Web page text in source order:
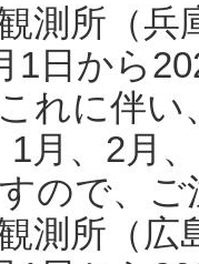
測所（
1日から
れに伴い
1月、2月
ので、
測所（